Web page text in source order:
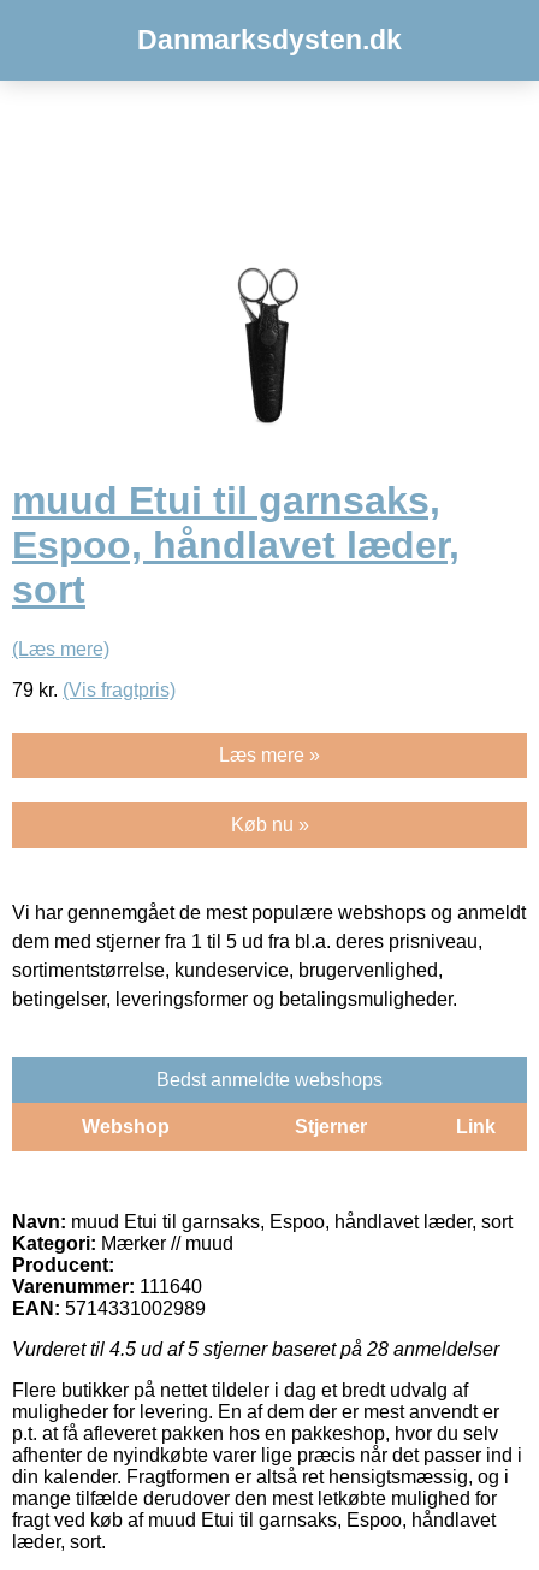
Danmarksdysten.dk
muud Etui til garnsaks,
Espoo, håndlavet læder,
sort
(Læs mere)
79 kr. (Vis fragtpris)
Læs mere »
Køb nu »
Vi har gennemgået de mest populære webshops og anmeldt
dem med stjerner fra 1 til 5 ud fra bl.a. deres prisniveau,
sortimentstørrelse, kundeservice, brugervenlighed,
betingelser, leveringsformer og betalingsmuligheder.
Bedst anmeldte webshops
Webshop Stjerner Link
Navn: muud Etui til garnsaks, Espoo, håndlavet læder, sort
Kategori: Mærker // muud
Producent:
Varenummer: 111640
EAN: 5714331002989
Vurderet til 4.5 ud af 5 stjerner baseret på 28 anmeldelser
Flere butikker på nettet tildeler i dag et bredt udvalg af
muligheder for levering. En af dem der er mest anvendt er
p.t. at få afleveret pakken hos en pakkeshop, hvor du selv
afhenter de nyindkøbte varer lige præcis når det passer ind i
din kalender. Fragtformen er altså ret hensigtsmæssig, og i
mange tilfælde derudover den mest letkøbte mulighed for
fragt ved køb af muud Etui til garnsaks, Espoo, håndlavet
læder, sort.